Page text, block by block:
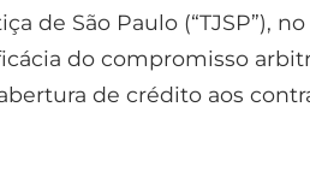
de São Paulo (“TJSP”),
do compromisso
de crédito aos